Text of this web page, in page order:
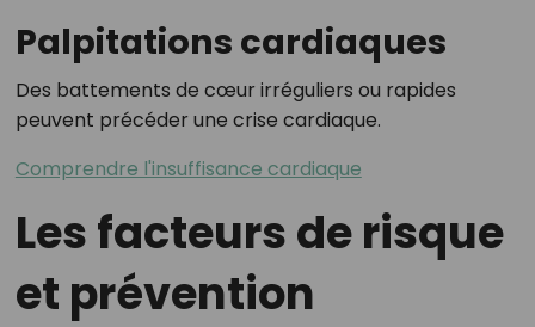
Palpitations cardiaques
Des battements de cœur irréguliers ou rapides
peuvent précéder une crise cardiaque.
Comprendre l'insuffisance cardiaque
Les facteurs de risque
et prévention